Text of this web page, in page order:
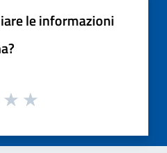
le informazioni